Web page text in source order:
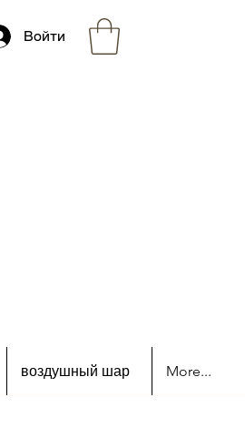
Войти
воздушный шар More...